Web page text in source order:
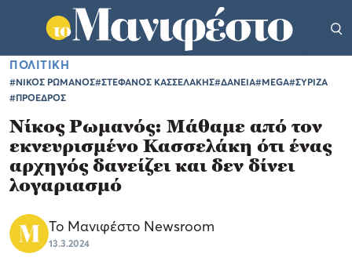
ΠΟΛΙΤΙΚΗ
#ΝΙΚΟΣ ΡΩΜΑΝΟΣ#ΣΤΕΦΑΝΟΣ ΚΑΣΣΕΛΑΚΗΣ#ΔΑΝΕΙΑ#MEGA#ΣΥΡΙΖΑ
#ΠΡΟΕΔΡΟΣ
Νίκος Ρωμανός: Μάθαμε από τον
εκνευρισμένο Κασσελάκη ότι ένας
αρχηγός δανείζει και δεν δίνει
λογαριασμό
Το Μανιφέστο Newsroom
13.3.2024